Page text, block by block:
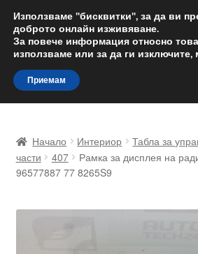
ДОСТАВКА от
Доставка по
Skip
to
navigation
Skip
to
content
Доставка по целия свят
Начало Интериор
Табла за
части
407
Рамка за дисплея на
96577887 77 8265S9
Използваме "бисквитки", за да ви
доброто онлайн изживяване.
За повече информация относно
използваме или за да ги изключите,
Приемам